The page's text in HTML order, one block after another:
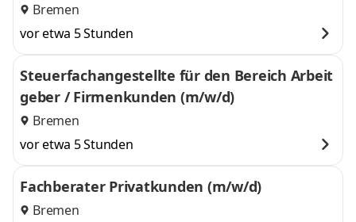
Bremen
vor etwa 5 Stunden
Steuerfachangestellte für den Bereich Arbeit
geber / Firmenkunden (m/w/d)
Bremen
vor etwa 5 Stunden
Fachberater Privatkunden (m/w/d)
Bremen